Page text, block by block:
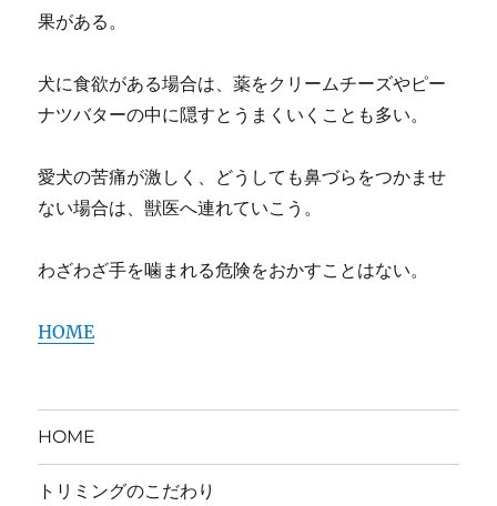
果がある。
犬に食欲がある場合は、薬をクリームチーズやピー
ナツバターの中に隠すとうまくいくことも多い。
愛犬の苦痛が激しく、どうしても鼻づらをつかませ
ない場合は、獣医へ連れていこう。
わざわざ手を噛まれる危険をおかすことはない。
HOME
HOME
トリミングのこだわり